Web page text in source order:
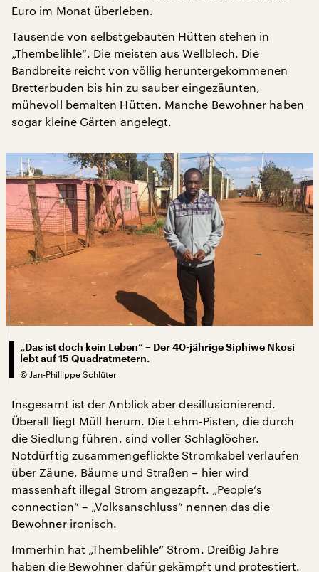
Euro im Monat überleben.
Tausende von selbstgebauten Hütten stehen in
„Thembelihle“. Die meisten aus Wellblech. Die
Bandbreite reicht von völlig heruntergekommenen
Bretterbuden bis hin zu sauber eingezäunten,
mühevoll bemalten Hütten. Manche Bewohner haben
sogar kleine Gärten angelegt.
„Das ist doch kein Leben“ – Der 40-jährige Siphiwe Nkosi
lebt auf 15 Quadratmetern.
© Jan-Phillippe Schlüter
Insgesamt ist der Anblick aber desillusionierend.
Überall liegt Müll herum. Die Lehm-Pisten, die durch
die Siedlung führen, sind voller Schlaglöcher.
Notdürftig zusammengeflickte Stromkabel verlaufen
über Zäune, Bäume und Straßen – hier wird
massenhaft illegal Strom angezapft. „People’s
connection“ – „Volksanschluss“ nennen das die
Bewohner ironisch.
Immerhin hat „Thembelihle“ Strom. Dreißig Jahre
haben die Bewohner dafür gekämpft und protestiert.